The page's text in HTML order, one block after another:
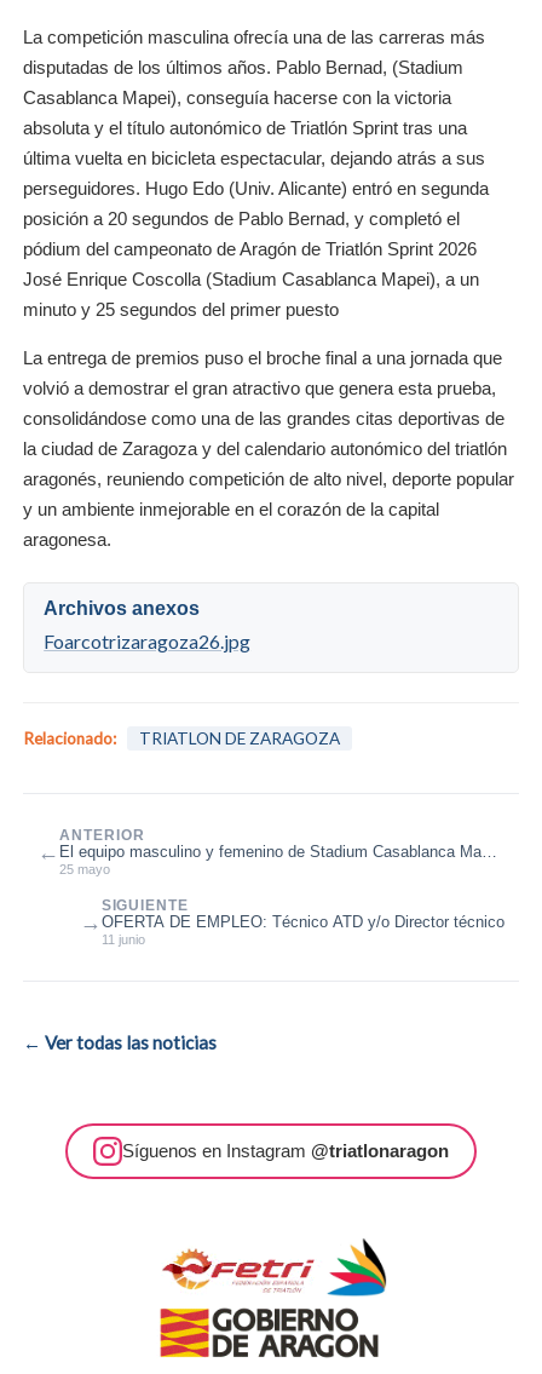
La competición masculina ofrecía una de las carreras más
disputadas de los últimos años. Pablo Bernad, (Stadium
Casablanca Mapei), conseguía hacerse con la victoria
absoluta y el título autonómico de Triatlón Sprint tras una
última vuelta en bicicleta espectacular, dejando atrás a sus
perseguidores. Hugo Edo (Univ. Alicante) entró en segunda
posición a 20 segundos de Pablo Bernad, y completó el
pódium del campeonato de Aragón de Triatlón Sprint 2026
José Enrique Coscolla (Stadium Casablanca Mapei), a un
minuto y 25 segundos del primer puesto
La entrega de premios puso el broche final a una jornada que
volvió a demostrar el gran atractivo que genera esta prueba,
consolidándose como una de las grandes citas deportivas de
la ciudad de Zaragoza y del calendario autonómico del triatlón
aragonés, reuniendo competición de alto nivel, deporte popular
y un ambiente inmejorable en el corazón de la capital
aragonesa.
Archivos anexos
Foarcotrizaragoza26.jpg
Relacionado: TRIATLON DE ZARAGOZA
←
ANTERIOR
El equipo masculino y femenino de Stadium Casablanca Mapei
campeones de Aragón d...
25 mayo
SIGUIENTE
OFERTA DE EMPLEO: Técnico ATD y/o Director técnico
11 junio
→
← Ver todas las noticias
Síguenos en Instagram @triatlonaragon